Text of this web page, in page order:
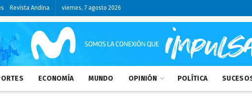
Revista Andina viernes, 7 agosto 2026
ECONOMÍA MUNDO OPINIÓN POLÍTICA